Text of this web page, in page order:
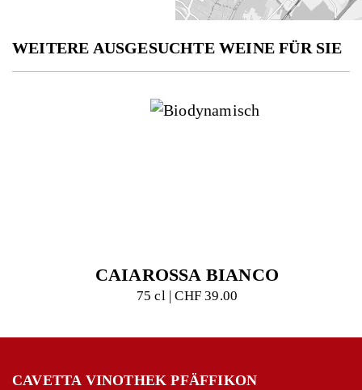
WEITERE AUSGESUCHTE WEINE FÜR SIE
CAIAROSSA BIANCO
75 cl | CHF 39.00
CAVETTA VINOTHEK PFÄFFIKON